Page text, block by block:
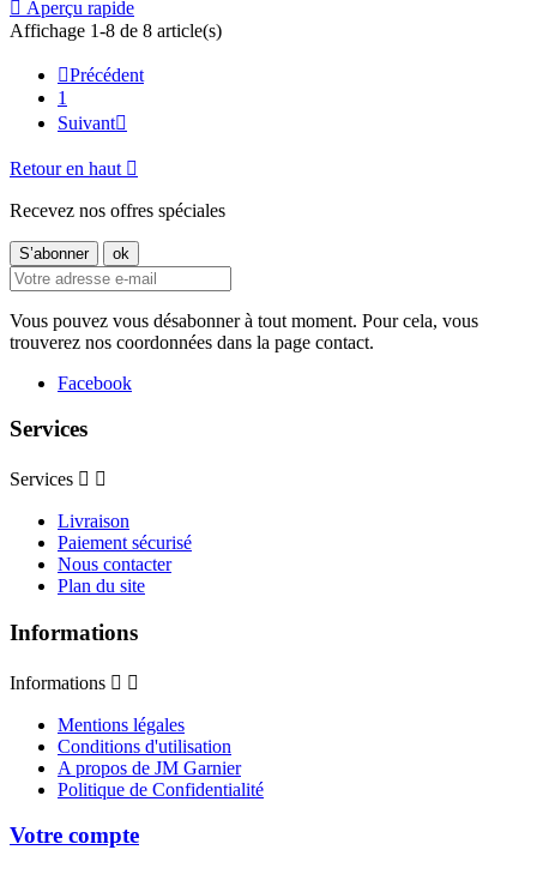
 Aperçu rapide
Affichage 1-8 de 8 article(s)
Précédent
1
Suivant
Retour en haut 
Recevez nos offres spéciales
Vous pouvez vous désabonner à tout moment. Pour cela, vous
trouverez nos coordonnées dans la page contact.
Facebook
Services
Services  
Livraison
Paiement sécurisé
Nous contacter
Plan du site
Informations
Informations  
Mentions légales
Conditions d'utilisation
A propos de JM Garnier
Politique de Confidentialité
Votre compte